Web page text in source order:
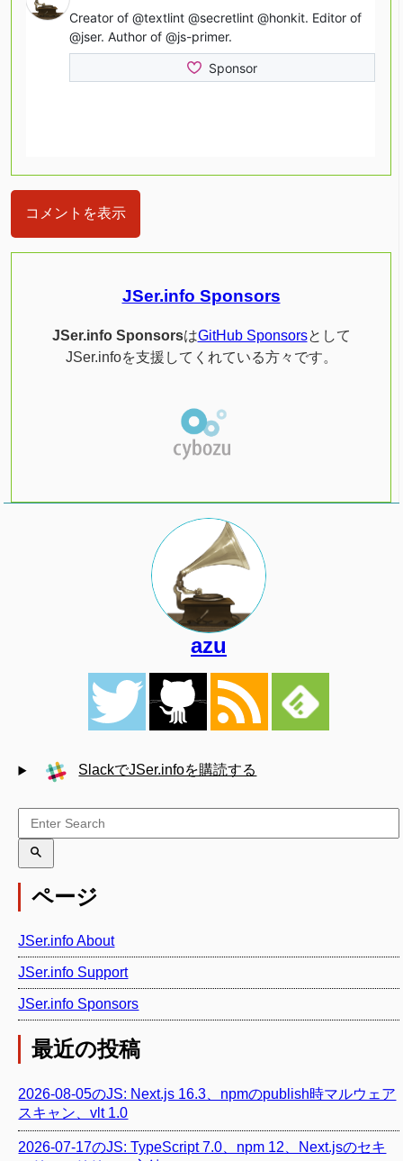
コメントを表示
JSer.info Sponsors
JSer.info SponsorsはGitHub Sponsorsとして
JSer.infoを支援してくれている方々です。
azu
SlackでJSer.infoを購読する
ページ
JSer.info About
JSer.info Support
JSer.info Sponsors
最近の投稿
2026-08-05のJS: Next.js 16.3、npmのpublish時マルウェア
スキャン、vlt 1.0
2026-07-17のJS: TypeScript 7.0、npm 12、Next.jsのセキ